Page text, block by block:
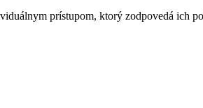
prístupom, ktorý zodpovedá ich